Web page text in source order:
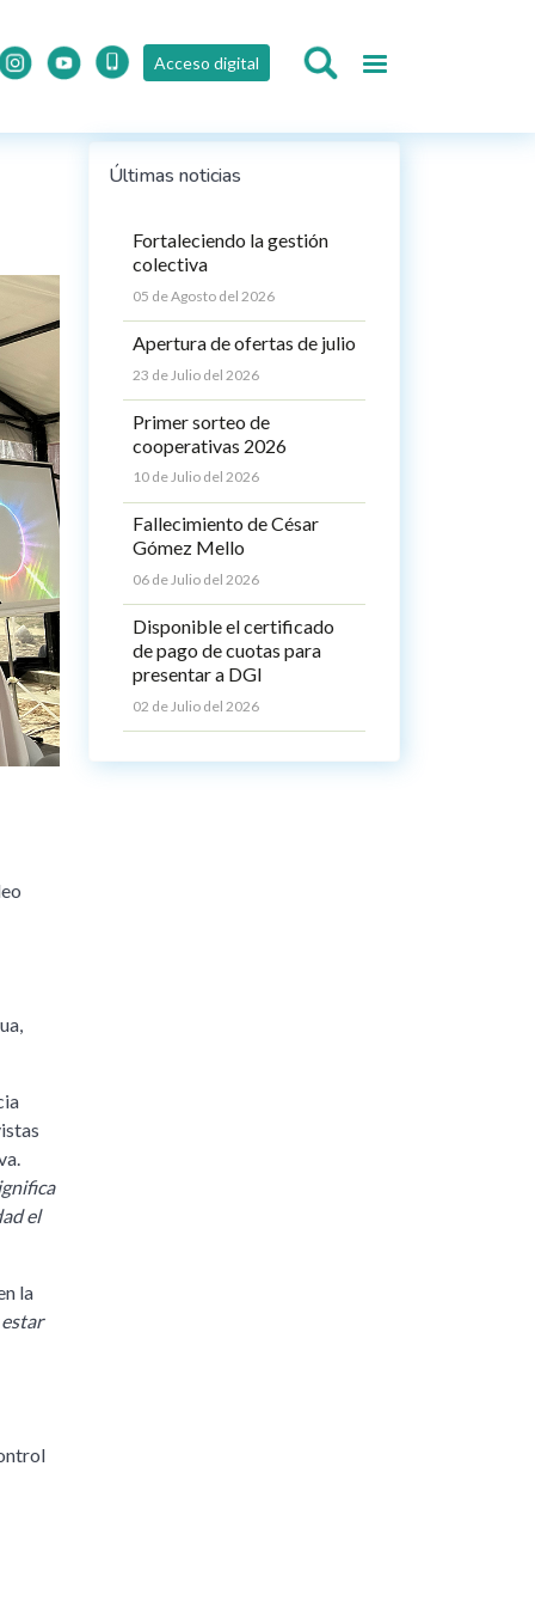
Acceso digital
el
la
Últimas noticias
Fortaleciendo la gestión
colectiva
05 de Agosto del 2026
Apertura de ofertas de julio
23 de Julio del 2026
Primer sorteo de
cooperativas 2026
10 de Julio del 2026
Fallecimiento de César
Gómez Mello
06 de Julio del 2026
Disponible el certificado
de pago de cuotas para
presentar a DGI
02 de Julio del 2026